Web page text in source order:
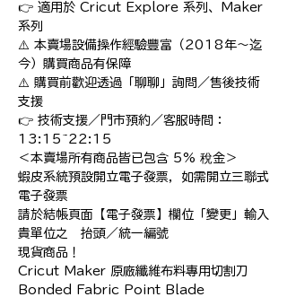
👉 適用於 Cricut Explore 系列、Maker
系列
⚠️ 本賣場設備操作經驗豐富（2018年～迄
今）購買商品有保障
⚠️ 購買前歡迎透過「聊聊」詢問／售後技術
支援
👉 技術支援／門市預約／客服時間：
13:15~22:15
＜本賣場所有商品皆已包含 5% 稅金＞
蝦皮系統預設開立電子發票，如需開立三聯式
電子發票
請於結帳頁面【電子發票】欄位「變更」輸入
貴單位之　抬頭／統一編號
現貨商品！
Cricut Maker 原廠纖維布料專用切割刀
Bonded Fabric Point Blade